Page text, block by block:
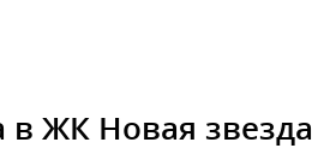
в ЖК Новая звезда